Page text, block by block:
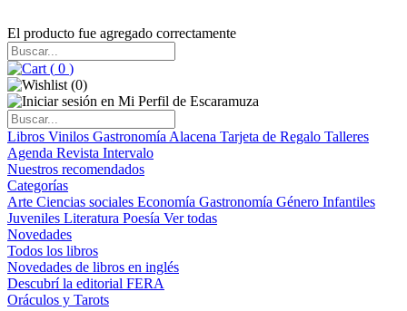
El producto fue agregado correctamente
( 0 )
(0)
Libros Vinilos Gastronomía Alacena Tarjeta de Regalo Talleres
Agenda Revista Intervalo
Nuestros recomendados
Categorías
Arte Ciencias sociales Economía Gastronomía Género Infantiles
Juveniles Literatura Poesía Ver todas
Novedades
Todos los libros
Novedades de libros en inglés
Descubrí la editorial FERA
Oráculos y Tarots